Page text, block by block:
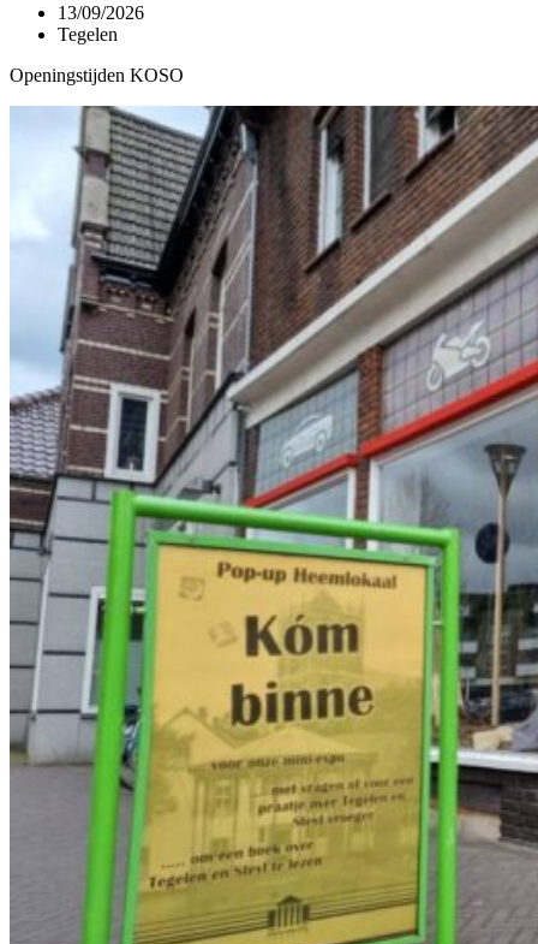
13/09/2026
Tegelen
Openingstijden KOSO